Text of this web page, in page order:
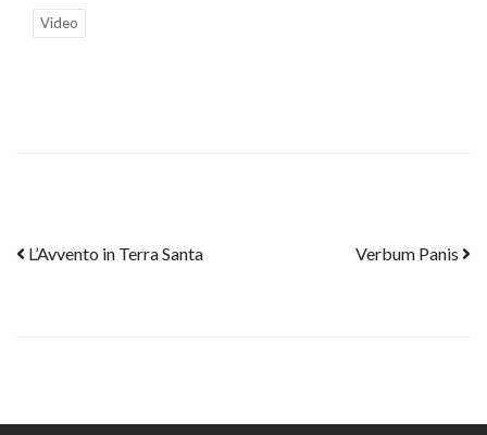
Video
Post navigation
L’Avvento in Terra Santa Verbum Panis